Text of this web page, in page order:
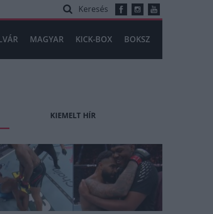
Keresés
MAGYAR KICK-BOX BOKSZ
KIEMELT HÍR